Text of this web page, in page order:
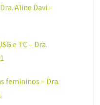
Aline Davi –
e TC – Dra.
femininos – Dra.